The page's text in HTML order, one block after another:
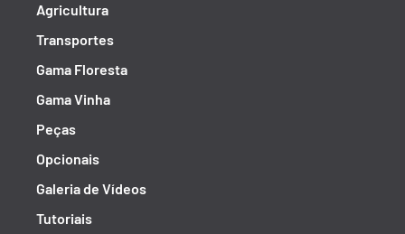
Agricultura
Transportes
Gama Floresta
Gama Vinha
Peças
Opcionais
Galeria de Vídeos
Tutoriais